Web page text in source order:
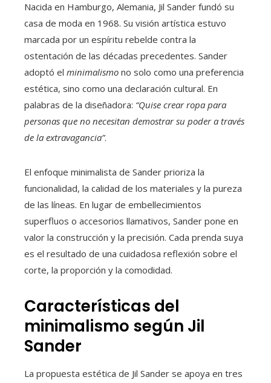
Nacida en Hamburgo, Alemania, Jil Sander fundó su
casa de moda en 1968. Su visión artística estuvo
marcada por un espíritu rebelde contra la
ostentación de las décadas precedentes. Sander
adoptó el minimalismo no solo como una preferencia
estética, sino como una declaración cultural. En
palabras de la diseñadora: “Quise crear ropa para
personas que no necesitan demostrar su poder a través
de la extravagancia”.
El enfoque minimalista de Sander prioriza la
funcionalidad, la calidad de los materiales y la pureza
de las líneas. En lugar de embellecimientos
superfluos o accesorios llamativos, Sander pone en
valor la construcción y la precisión. Cada prenda suya
es el resultado de una cuidadosa reflexión sobre el
corte, la proporción y la comodidad.
Características del
minimalismo según Jil
Sander
La propuesta estética de Jil Sander se apoya en tres